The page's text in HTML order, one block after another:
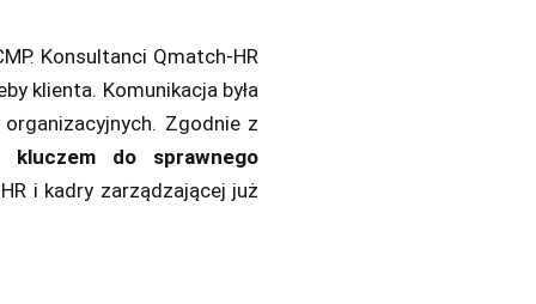
Konsultanci Qmatch-HR
klienta. Komunikacja była
Zgodnie z
kluczem do sprawnego
i kadry zarządzającej już